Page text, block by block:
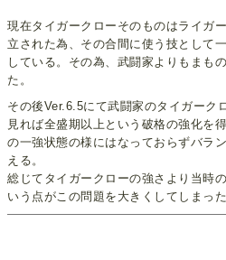
現在タイガークローそのものはライガ
立された為、その合間に使う技として
している。その為、武闘家よりもまも
た。
その後Ver.6.5にて武闘家のタイガーク
見れば全盛期以上という破格の強化を
の一強状態の様にはなっておらずバラ
える。
総じてタイガークローの強さより当時
いう点がこの問題を大きくしてしまっ